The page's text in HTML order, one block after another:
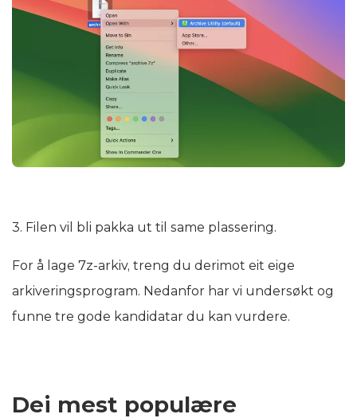
3. Filen vil bli pakka ut til same plassering.
For å lage 7z-arkiv, treng du derimot eit eige
arkiveringsprogram. Nedanfor har vi undersøkt og
funne tre gode kandidatar du kan vurdere.
Dei mest populære